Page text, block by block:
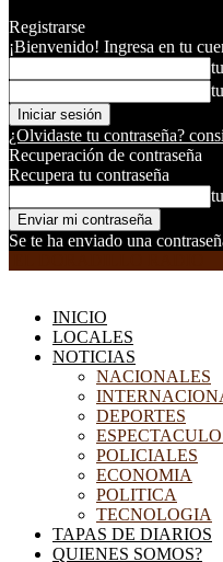
Registrarse
¡Bienvenido! Ingresa en tu
¿Olvidaste tu contraseña?
Recuperación de contraseña
Recupera tu contraseña
Se te ha enviado una
INICIO
LOCALES
NOTICIAS
NACIONALES
DEPORTES
POLICIALES
ECONOMIA
POLITICA
TECNOLOGIA
TAPAS DE DIARIOS
QUIENES SOMOS?